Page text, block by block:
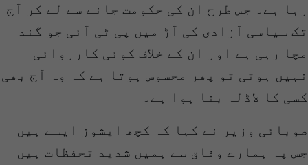
رہا ہے۔ جس طرح ان کی حکومت جانے سے لے کر آج
تک سیاسی آزادی کی آڑ میں پی ٹی آئی جو گند
مچا رہی ہے اور ان کے خلاف کوئی کارروائی
نہیں ہوتی تو پھر محسوس ہوتا ہے کہ وہ آج بھی
کسی کا لاڈلہ بنا ہوا ہے۔
صوبائی وزیر نے کہا کہ کچھ ایشوز ایسے ہیں
جس پہ ہمارے وفاق سے ہمیں شدید تحفظات ہیں